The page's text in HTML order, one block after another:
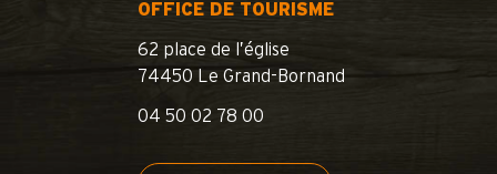
OFFICE DE TOURISME
62 place de l’église
74450 Le Grand-Bornand
04 50 02 78 00